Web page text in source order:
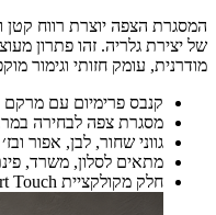
המסגרת הצפה יוצרת רווח קטן
של יצירת גלריה. זהו פתרון
מודרנית, עומק חזותי וגימור
קנבס פרימיום עם מרקם
מסגרת צפה לבחירה
גווני שחור, לבן, אפור
מתאים לסלון, משרד,
חלק מקולקציית Art Touch של תכשיט לבית